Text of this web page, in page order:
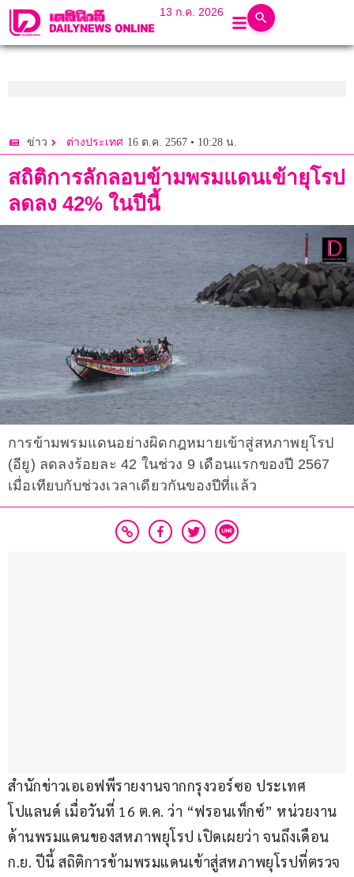
13 ก.ค. 2026
ข่าว ต่างประเทศ 16 ต.ค. 2567 • 10:28 น.
สถิติการลักลอบข้ามพรมแดนเข้ายุโรป
ลดลง 42% ในปีนี้
การข้ามพรมแดนอย่างผิดกฎหมายเข้าสู่สหภาพยุโรป
(อียู) ลดลงร้อยละ 42 ในช่วง 9 เดือนแรกของปี 2567
เมื่อเทียบกับช่วงเวลาเดียวกันของปีที่แล้ว
สำนักข่าวเอเอฟพีรายงานจากกรุงวอร์ซอ ประเทศ
โปแลนด์ เมื่อวันที่ 16 ต.ค. ว่า “ฟรอนเท็กซ์” หน่วยงาน
ด้านพรมแดนของสหภาพยุโรป เปิดเผยว่า จนถึงเดือน
ก.ย. ปีนี้ สถิติการข้ามพรมแดนเข้าสู่สหภาพยุโรปที่ตรวจ